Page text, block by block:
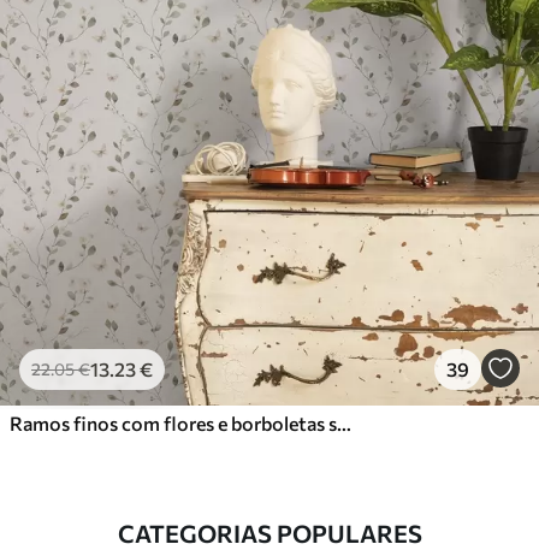
22.05€13.23€ 39
Ramos finos com flores e borboletas sobre fundo branco
CATEGORIAS POPULARES